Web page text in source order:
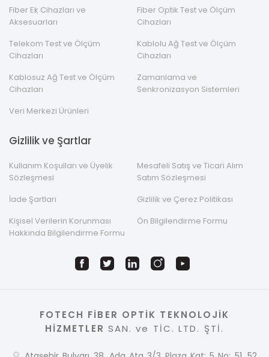
Fiber Ek Cihazları ve
Aksesuarları
Fiber Optik Test ve Ölçüm
Cihazları
Telekom Test ve Ölçüm
Cihazları
Kablolu Ağ Test ve Ölçüm
Cihazları
Kablosuz Ağ Test ve Ölçüm
Cihazları
Zamanlama ve
Senkronizasyon Sistemleri
Veri Merkezi Ürünleri
Gizlilik ve Şartlar
Kullanım Koşulları ve Üyelik
Sözleşmesi
Mesafeli Satış ve Ticari Alım
Satım Sözleşmesi
İade Şartları
Gizlilik ve Çerez Politikası
Kişisel Verilerin Korunması
Hakkında Bilgilendirme Formu
Ön Bilgilendirme Formu
FOTECH FİBER OPTİK TEKNOLOJİK
HİZMETLER SAN. ve TİC. LTD. ŞTİ.